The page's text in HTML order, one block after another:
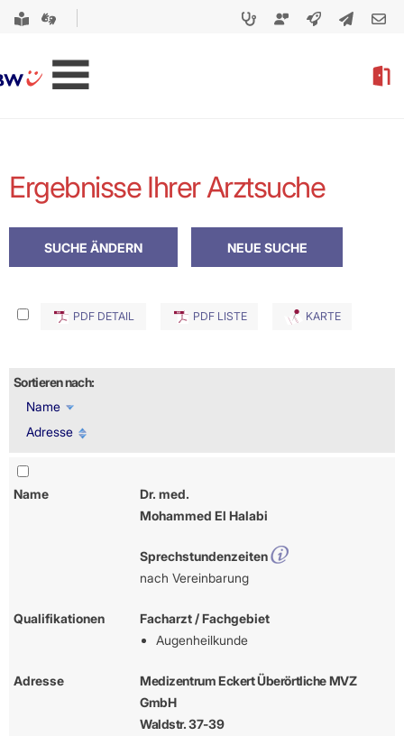
Ergebnisse Ihrer Arztsuche
PDF DETAIL PDF LISTE KARTE
Sortieren nach:
Name
Adresse
Name
Dr. med.
Mohammed El Halabi
Sprechstundenzeiten
nach Vereinbarung
Qualifikationen
Facharzt / Fachgebiet
Augenheilkunde
Adresse
Medizentrum Eckert Überörtliche MVZ
GmbH
Waldstr. 37-39